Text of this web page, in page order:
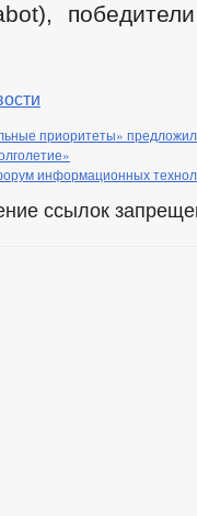
приоритеты»
информационных
ссылок